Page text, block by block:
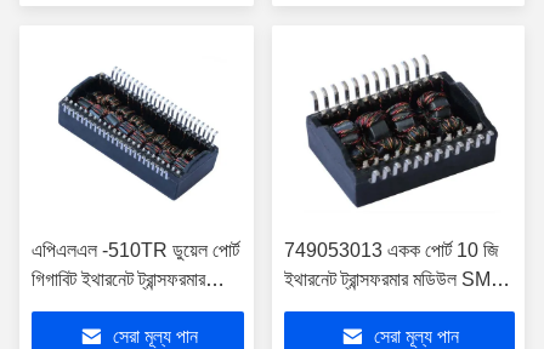
এপিএলএল -510TR ডুয়েল পোর্ট
গিগাবিট ইথারনেট ট্রান্সফরমার
POE + LP6080ANLE এর
সেরা মূল্য পান
749053013 একক পোর্ট 10 জি
ইথারনেট ট্রান্সফরমার মডিউল SMD
LPM72481ENL
সেরা মূল্য পান